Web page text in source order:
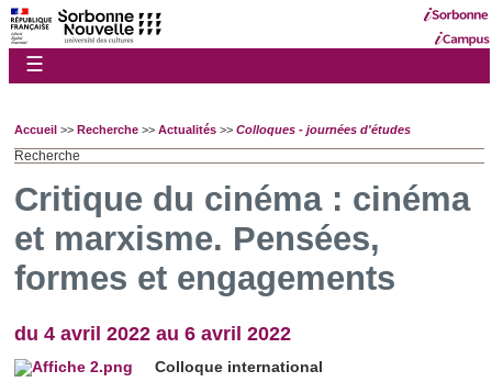
☰
Accueil >> Recherche >> Actualités >> Colloques - journées d'études
Recherche
Critique du cinéma : cinéma
et marxisme. Pensées,
formes et engagements
du 4 avril 2022 au 6 avril 2022
Colloque international